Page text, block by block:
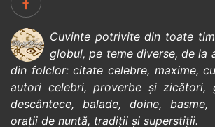
Cuvinte potrivite din toate
globul, pe teme diverse, de la
din folclor:citate celebre, maxime,
autori celebri,proverbe și zicători,
descântece, balade, doine, basme,
orații de nuntă, tradiții și superstiții.